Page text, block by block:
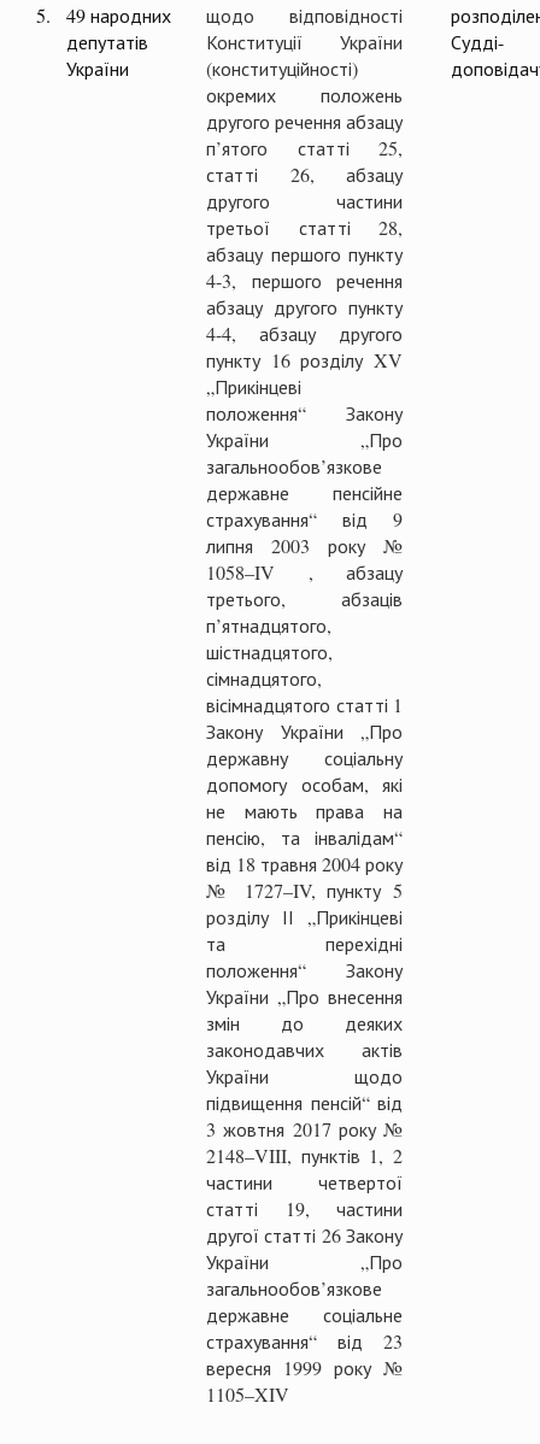
5.
49 народних
депутатів
України
щодо відповідності
Конституції України
(конституційності)
окремих положень
другого речення абзацу
п’ятого статті 25,
статті 26, абзацу
другого частини
третьої статті 28,
абзацу першого пункту
4-3, першого речення
абзацу другого пункту
4-4, абзацу другого
пункту 16 розділу XV
„Прикінцеві
положення“ Закону
України „Про
загальнообов’язкове
державне пенсійне
страхування“ від 9
липня 2003 року №
1058–IV , абзацу
третього, абзаців
п’ятнадцятого,
шістнадцятого,
сімнадцятого,
вісімнадцятого статті 1
Закону України „Про
державну соціальну
допомогу особам, які
не мають права на
пенсію, та інвалідам“
від 18 травня 2004 року
№ 1727–IV, пункту 5
розділу ІІ „Прикінцеві
та перехідні
положення“ Закону
України „Про внесення
змін до деяких
законодавчих актів
України щодо
підвищення пенсій“ від
3 жовтня 2017 року №
2148–VIII, пунктів 1, 2
частини четвертої
статті 19, частини
другої статті 26 Закону
України „Про
загальнообов’язкове
державне соціальне
страхування“ від 23
вересня 1999 року №
1105–XIV
Судді-